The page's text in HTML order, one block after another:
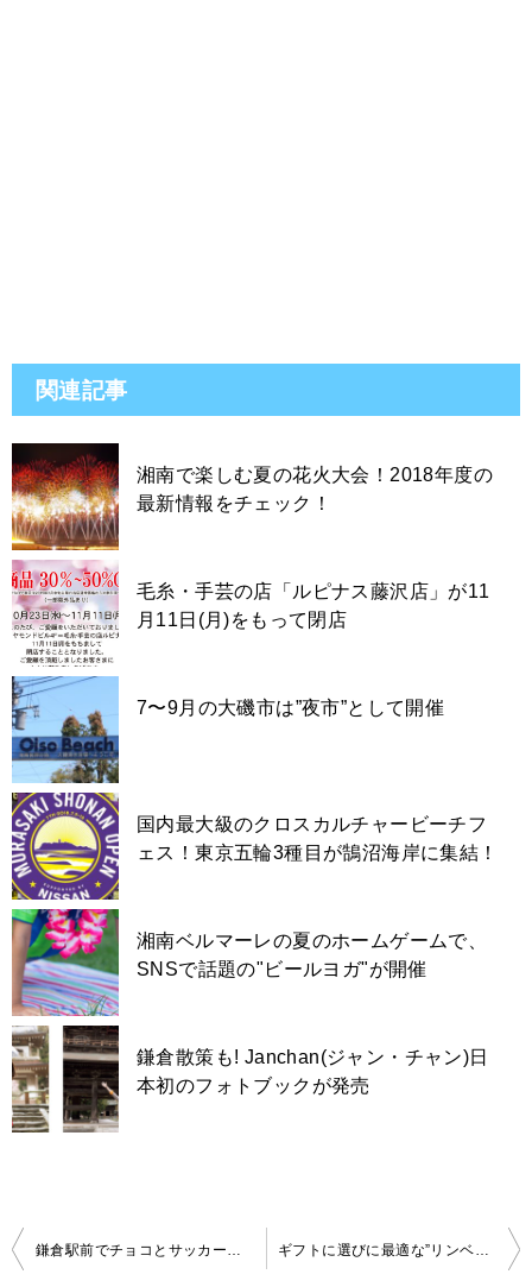
関連記事
湘南で楽しむ夏の花火大会！2018年度の
最新情報をチェック！
毛糸・手芸の店「ルピナス藤沢店」が11
月11日(月)をもって閉店
7〜9月の大磯市は”夜市”として開催
国内最大級のクロスカルチャービーチフ
ェス！東京五輪3種目が鵠沼海岸に集結！
湘南ベルマーレの夏のホームゲームで、
SNSで話題の"ビールヨガ"が開催
鎌倉散策も! Janchan(ジャン・チャン)日
本初のフォトブックが発売
投
稿
鎌倉駅前でチョコとサッカー観戦!? CHOCOLATE BANKでコロンビア戦のパブリックビューイングを実施 ギフトに選びに最適な”リンベルギフトコーナー”がさいか屋藤沢店に6月23日オープン